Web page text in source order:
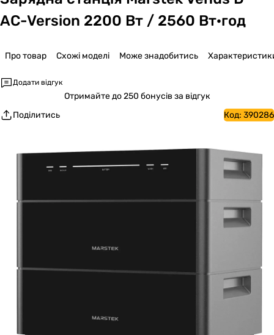
AC-Version 2200 Вт / 2560 Вт·год
Про товар Схожі моделі Може знадобитись
Додати відгук
Отримайтедо 250 бонусів за відгук
Поділитись
Код: 390286